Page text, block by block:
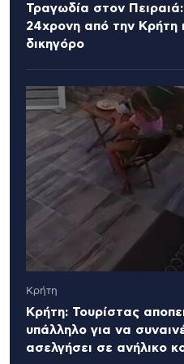
Τραγωδία στον
24χρονη από την Κρήτη
δικηγόρο
Κρήτη
Κρήτη: Τουρίστας
υπάλληλο για να
ασελγήσει σε ανήλικο